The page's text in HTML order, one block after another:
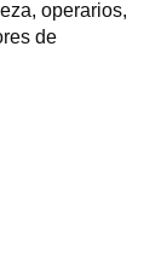
operarios,
de